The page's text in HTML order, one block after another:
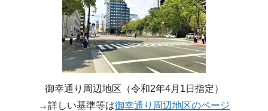
御幸通り周辺地区（令和2年4月1日指定）
→詳しい基準等は御幸通り周辺地区のページ